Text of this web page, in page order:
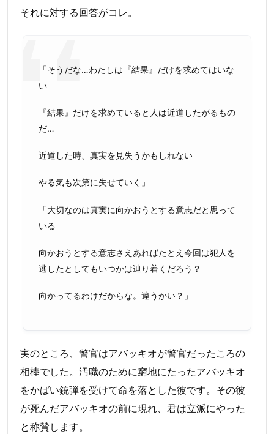
それに対する回答がコレ。
「そうだな…わたしは『結果』だけを求めてはいな
い
『結果』だけを求めていると人は近道したがるもの
だ…
近道した時、真実を見失うかもしれない
やる気も次第に失せていく」
「大切なのは真実に向かおうとする意志だと思って
いる
向かおうとする意志さえあればたとえ今回は犯人を
逃したとしてもいつかは辿り着くだろう？
向かってるわけだからな。違うかい？」
実のところ、警官はアバッキオが警官だったころの
相棒でした。汚職のために窮地にたったアバッキオ
をかばい銃弾を受けて命を落とした彼です。その彼
が死んだアバッキオの前に現れ、君は立派にやった
と称賛します。